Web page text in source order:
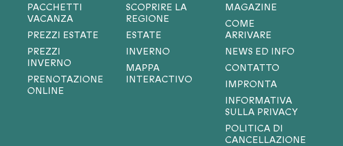
PACCHETTI
VACANZA
PREZZI ESTATE
PREZZI
INVERNO
PRENOTAZIONE
ONLINE
SCOPRIRE LA
REGIONE
ESTATE
INVERNO
MAPPA
INTERACTIVO
MAGAZINE
COME
ARRIVARE
NEWS ED INFO
CONTATTO
IMPRONTA
INFORMATIVA
SULLA PRIVACY
POLITICA DI
CANCELLAZIONE